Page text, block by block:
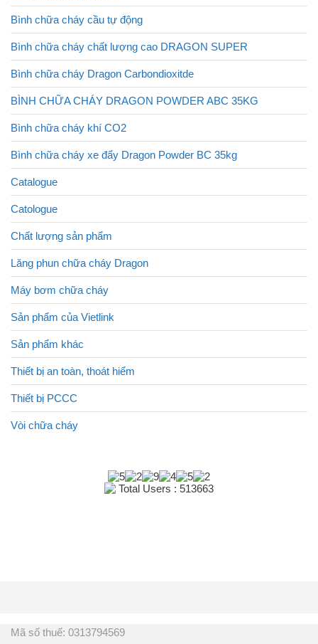
Bình chữa cháy cầu tự động
Bình chữa cháy chất lượng cao DRAGON SUPER
Bình chữa cháy Dragon Carbondioxitde
BÌNH CHỮA CHÁY DRAGON POWDER ABC 35KG
Bình chữa cháy khí CO2
Bình chữa cháy xe đẩy Dragon Powder BC 35kg
Catalogue
Catologue
Chất lượng sản phẩm
Lăng phun chữa cháy Dragon
Máy bơm chữa cháy
Sản phẩm của Vietlink
Sản phẩm khác
Thiết bị an toàn, thoát hiểm
Thiết bị PCCC
Vòi chữa cháy
Total Users : 513663
Mã số thuế: 0313794569